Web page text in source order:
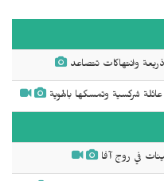
وانتهاكات تتصاعد
شركسية وتمسكها بالهوية
في روج آفا